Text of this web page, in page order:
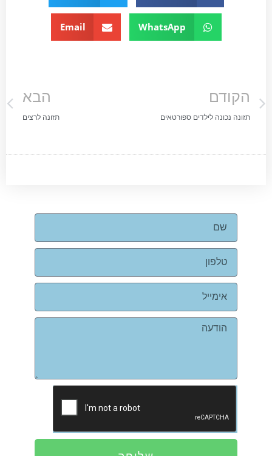
WhatsApp
Email
הקודם
תזונה נכונה לילדים ספורטאים
הבא
תזונה לרצים